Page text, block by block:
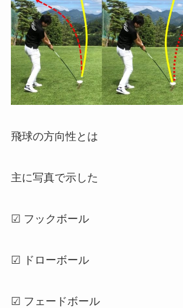
飛球の方向性とは
主に写真で示した
☑ フックボール
☑ ドローボール
☑ フェードボール